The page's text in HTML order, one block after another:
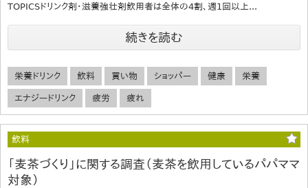
TOPICSドリンク剤・滋養強壮剤飲用者は全体の4割、週1回以上...
続きを読む
栄養ドリンク 飲料 買い物 ショッパー 健康 栄養
エナジードリンク 疲労 疲れ
飲料
「麦茶づくり」に関する調査（麦茶を飲用しているパパママ
対象）